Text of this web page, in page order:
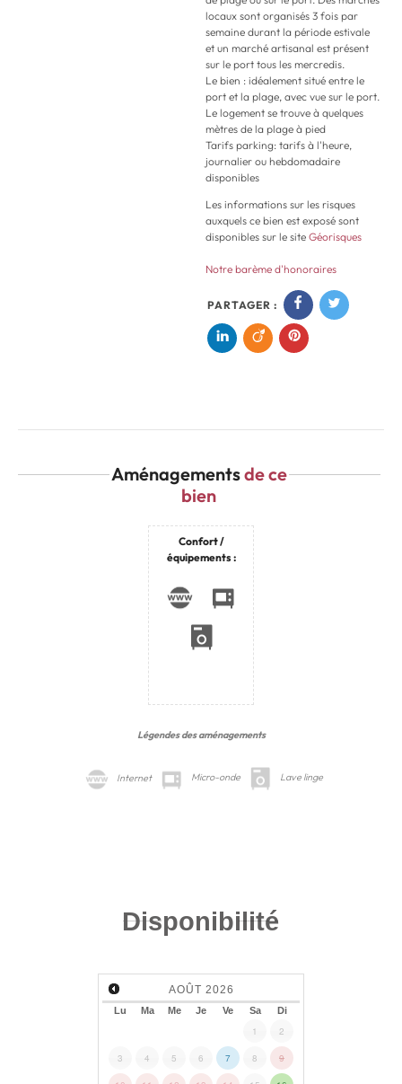
locaux sont organisés 3 fois par
semaine durant la période estivale
et un marché artisanal est présent
sur le port tous les mercredis.
Le bien : idéalement situé entre le
port et la plage, avec vue sur le port.
Le logement se trouve à quelques
mètres de la plage à pied
Tarifs parking: tarifs à l'heure,
journalier ou hebdomadaire
disponibles
Les informations sur les risques
auxquels ce bien est exposé sont
disponibles sur le site Géorisques
Notre barème d'honoraires
PARTAGER :
Aménagementsde ce
bien
Confort /
équipements :
Légendes des aménagements
Internet Micro-onde Lave linge
Disponibilité
AOÛT 2026
Lu Ma Me Je Ve Sa Di
1 2
3 4 5 6 7 8 9